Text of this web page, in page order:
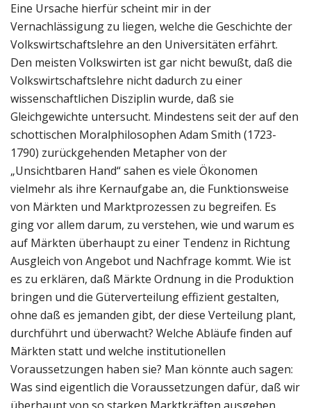
Eine Ursache hierfür scheint mir in der
Vernachlässigung zu liegen, welche die Geschichte der
Volkswirtschaftslehre an den Universitäten erfährt.
Den meisten Volkswirten ist gar nicht bewußt, daß die
Volkswirtschaftslehre nicht dadurch zu einer
wissenschaftlichen Disziplin wurde, daß sie
Gleichgewichte untersucht. Mindestens seit der auf den
schottischen Moralphilosophen Adam Smith (1723-
1790) zurückgehenden Metapher von der
„Unsichtbaren Hand“ sahen es viele Ökonomen
vielmehr als ihre Kernaufgabe an, die Funktionsweise
von Märkten und Marktprozessen zu begreifen. Es
ging vor allem darum, zu verstehen, wie und warum es
auf Märkten überhaupt zu einer Tendenz in Richtung
Ausgleich von Angebot und Nachfrage kommt. Wie ist
es zu erklären, daß Märkte Ordnung in die Produktion
bringen und die Güterverteilung effizient gestalten,
ohne daß es jemanden gibt, der diese Verteilung plant,
durchführt und überwacht? Welche Abläufe finden auf
Märkten statt und welche institutionellen
Voraussetzungen haben sie? Man könnte auch sagen:
Was sind eigentlich die Voraussetzungen dafür, daß wir